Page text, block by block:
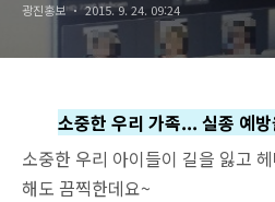
광진홍보 2015. 9. 24. 09:24
소중한 우리 가족... 실종 예
소중한 우리 아이들이 길을 잃고
해도 끔찍한데요~